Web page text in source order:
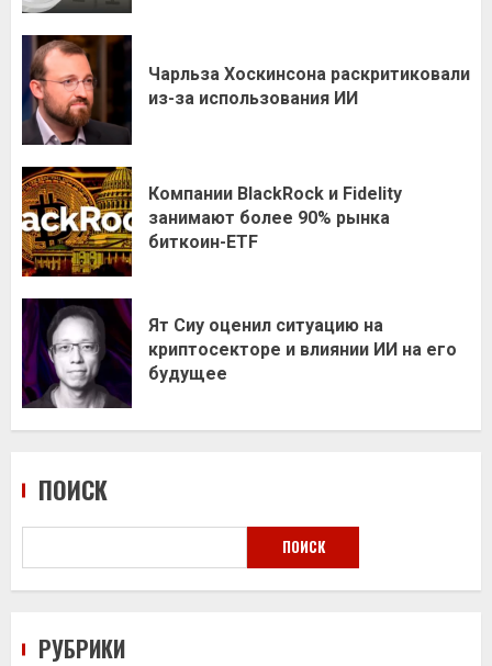
Чарльза Хоскинсона раскритиковали
из-за использования ИИ
Компании BlackRock и Fidelity
занимают более 90% рынка
биткоин-ETF
Ят Сиу оценил ситуацию на
криптосекторе и влиянии ИИ на его
будущее
ПОИСК
ПОИСК
РУБРИКИ